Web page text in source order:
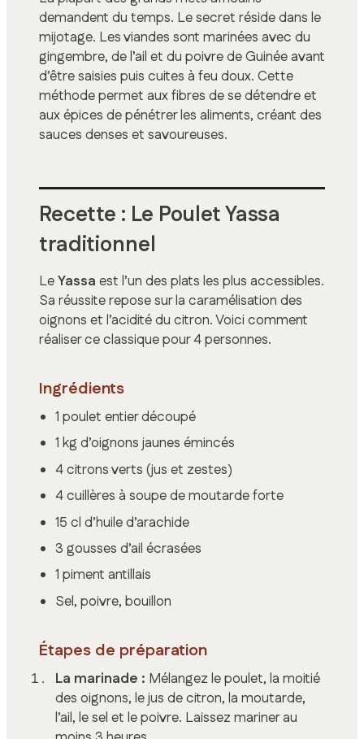
demandent du temps. Le secret réside dans le
mijotage. Les viandes sont marinées avec du
gingembre, de l’ail et du poivre de Guinée avant
d’être saisies puis cuites à feu doux. Cette
méthode permet aux fibres de se détendre et
aux épices de pénétrer les aliments, créant des
sauces denses et savoureuses.
Recette : Le Poulet Yassa
traditionnel
LeYassa est l’un des plats les plus accessibles.
Sa réussite repose sur la caramélisation des
oignons et l’acidité du citron. Voici comment
réaliser ce classique pour 4 personnes.
Ingrédients
1 poulet entier découpé
1 kg d’oignons jaunes émincés
4 citrons verts (jus et zestes)
4 cuillères à soupe de moutarde forte
15 cl d’huile d’arachide
3 gousses d’ail écrasées
1 piment antillais
Sel, poivre, bouillon
Étapes de préparation
La marinade : Mélangez le poulet, la moitié
des oignons, le jus de citron, la moutarde,
l’ail, le sel et le poivre. Laissez mariner au